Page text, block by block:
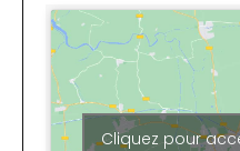
Cliquez pour